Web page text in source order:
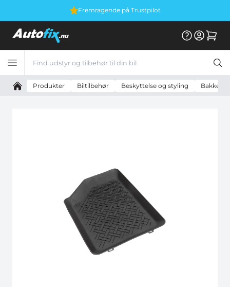
Fremragende på Trustpilot
Produkter Biltilbehør Beskyttelse og styling Bakker